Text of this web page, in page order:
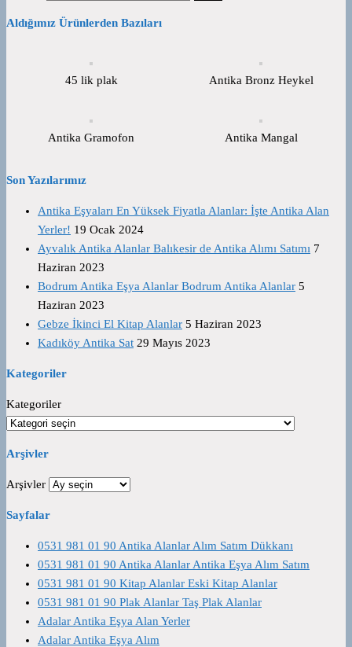
Aldığımız Ürünlerden Bazıları
45 lik plak Antika Bronz Heykel
Antika Gramofon Antika Mangal
Son Yazılarımız
Antika Eşyaları En Yüksek Fiyatla Alanlar: İşte Antika Alan
Yerler! 19 Ocak 2024
Ayvalık Antika Alanlar Balıkesir de Antika Alımı Satımı 7
Haziran 2023
Bodrum Antika Eşya Alanlar Bodrum Antika Alanlar 5
Haziran 2023
Gebze İkinci El Kitap Alanlar 5 Haziran 2023
Kadıköy Antika Sat 29 Mayıs 2023
Kategoriler
Kategoriler
Arşivler
Arşivler
Sayfalar
0531 981 01 90 Antika Alanlar Alım Satım Dükkanı
0531 981 01 90 Antika Alanlar Antika Eşya Alım Satım
0531 981 01 90 Kitap Alanlar Eski Kitap Alanlar
0531 981 01 90 Plak Alanlar Taş Plak Alanlar
Adalar Antika Eşya Alan Yerler
Adalar Antika Eşya Alım